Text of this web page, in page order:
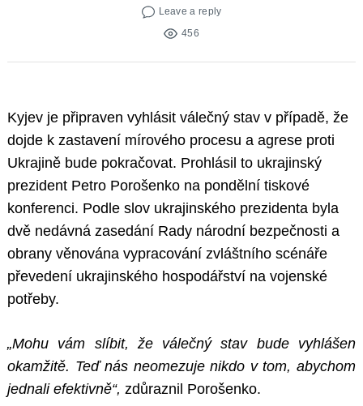
Leave a reply
456
Kyjev je připraven vyhlásit válečný stav v případě, že
dojde k zastavení mírového procesu a agrese proti
Ukrajině bude pokračovat. Prohlásil to ukrajinský
prezident Petro Porošenko na pondělní tiskové
konferenci. Podle slov ukrajinského prezidenta byla
dvě nedávná zasedání Rady národní bezpečnosti a
obrany věnována vypracování zvláštního scénáře
převedení ukrajinského hospodářství na vojenské
potřeby.
„Mohu vám slíbit, že válečný stav bude vyhlášen
okamžitě. Teď nás neomezuje nikdo v tom, abychom
jednali efektivně“, zdůraznil Porošenko.